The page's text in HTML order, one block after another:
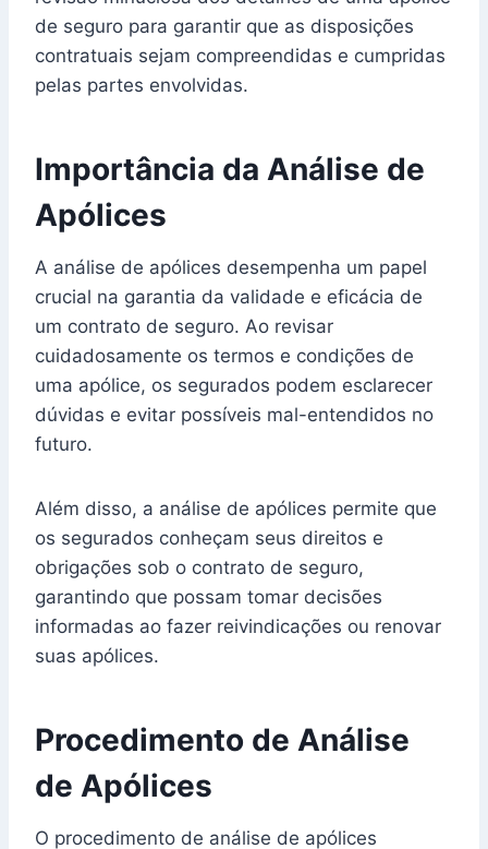
de seguro para garantir que as disposições
contratuais sejam compreendidas e cumpridas
pelas partes envolvidas.
Importância da Análise de
Apólices
A análise de apólices desempenha um papel
crucial na garantia da validade e eficácia de
um contrato de seguro. Ao revisar
cuidadosamente os termos e condições de
uma apólice, os segurados podem esclarecer
dúvidas e evitar possíveis mal-entendidos no
futuro.
Além disso, a análise de apólices permite que
os segurados conheçam seus direitos e
obrigações sob o contrato de seguro,
garantindo que possam tomar decisões
informadas ao fazer reivindicações ou renovar
suas apólices.
Procedimento de Análise
de Apólices
O procedimento de análise de apólices